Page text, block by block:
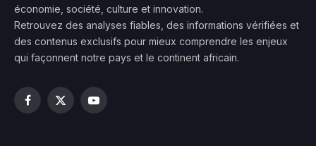
économie, société, culture et innovation.
Retrouvez des analyses fiables, des informations vérifiées et
des contenus exclusifs pour mieux comprendre les enjeux
qui façonnent notre pays et le continent africain.
Facebook
X
YouTube